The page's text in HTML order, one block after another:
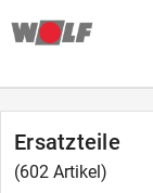
Ersatzteile
(602 Artikel)